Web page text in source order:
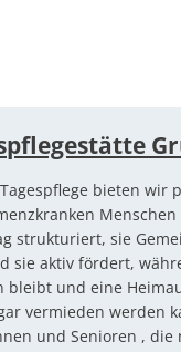
bieten wir
strukturiert, sie
sie aktiv fördert,
bleibt und eine
vermieden werden
und Senioren , die